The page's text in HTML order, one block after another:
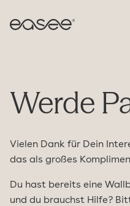
Werde
Vielen Dank für Dein
das als großes
Du hast bereits eine
und du brauchst Hilfe?